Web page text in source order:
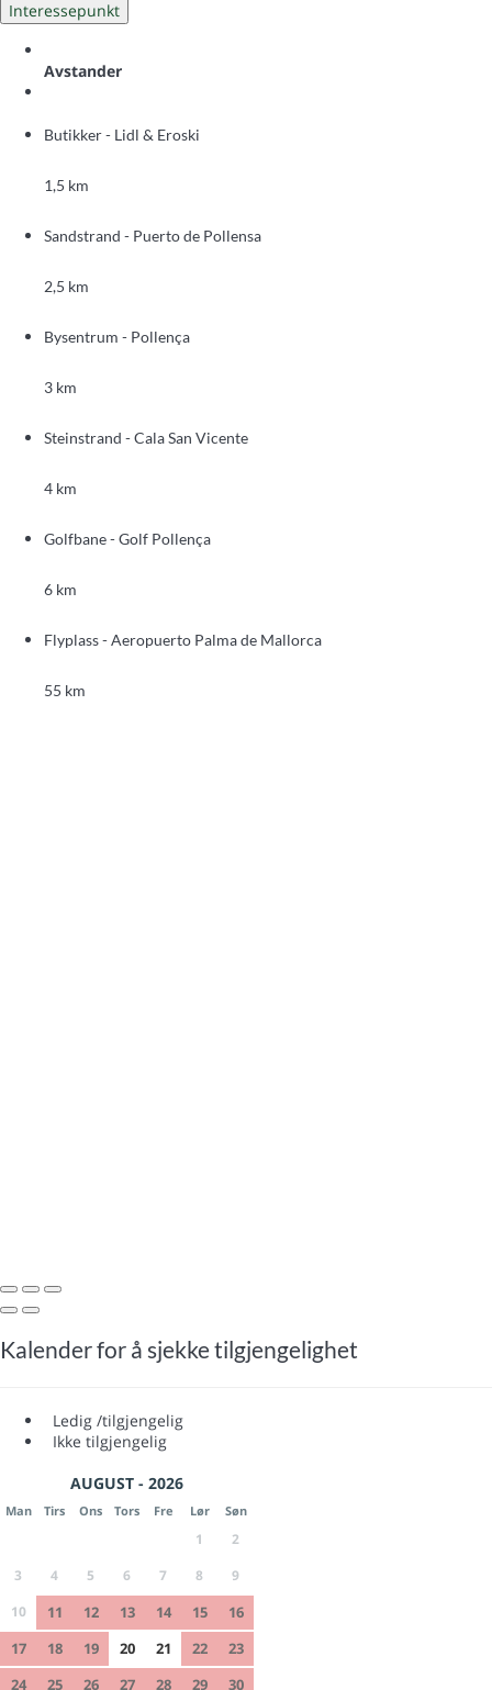
Interessepunkt
Avstander
Butikker - Lidl & Eroski
1,5 km
Sandstrand - Puerto de Pollensa
2,5 km
Bysentrum - Pollença
3 km
Steinstrand - Cala San Vicente
4 km
Golfbane - Golf Pollença
6 km
Flyplass - Aeropuerto Palma de Mallorca
55 km
Kalender for å sjekke tilgjengelighet
Ledig /tilgjengelig
Ikke tilgjengelig
AUGUST - 2026
Man Tirs Ons Tors Fre Lør Søn
1
2
3
4 5 6 7 8
9
10
11 12 13 14 15
16
17
18 19 20 21 22
23
24
25 26 27 28 29
30